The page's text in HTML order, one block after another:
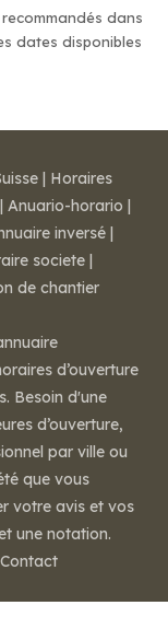
dans
dates disponibles
| Horaires
| Anuario-horario |
inversé |
societe |
de chantier
d’ouverture
Besoin d'une
d’ouverture,
par ville ou
que vous
votre avis et vos
une notation.
Contact